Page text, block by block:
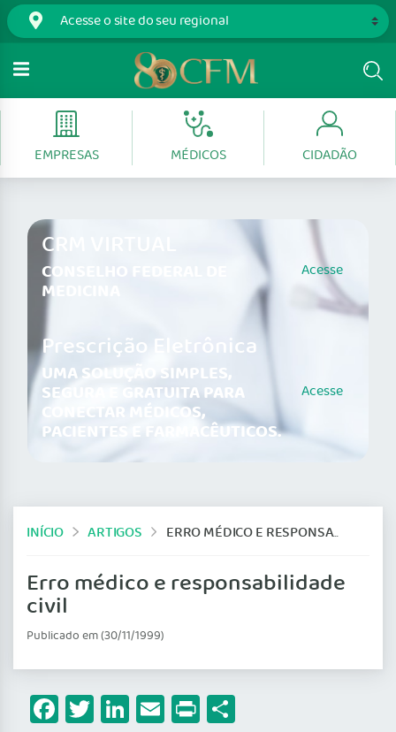
EMPRESAS MÉDICOS CIDADÃO
CRM VIRTUAL
CONSELHO FEDERAL DE
MEDICINA
Acesse
Prescrição Eletrônica
UMA SOLUÇÃO SIMPLES,
SEGURA E GRATUITA PARA
CONECTAR MÉDICOS,
PACIENTES E FARMACÊUTICOS.
Acesse
INÍCIO ARTIGOS ERRO MÉDICO E RESPONSABILIDADE CIVIL
Erro médico e responsabilidade
civil
Publicado em (30/11/1999)
Facebook
Twitter
LinkedIn
Email
Print